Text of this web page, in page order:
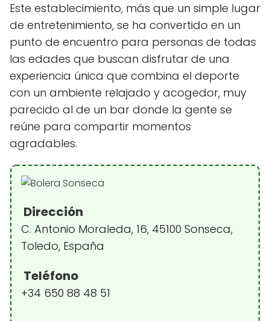
Este establecimiento, más que un simple lugar
de entretenimiento, se ha convertido en un
punto de encuentro para personas de todas
las edades que buscan disfrutar de una
experiencia única que combina el deporte
con un ambiente relajado y acogedor, muy
parecido al de un bar donde la gente se
reúne para compartir momentos
agradables.
Dirección
C. Antonio Moraleda, 16, 45100 Sonseca,
Toledo, España
Teléfono
+34 650 88 48 51